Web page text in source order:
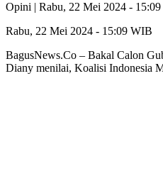
Opini | Rabu, 22 Mei 2024 -
Rabu, 22 Mei 2024 - 15:09 WIB
BagusNews.Co – Bakal Calon
Diany menilai, Koalisi Indonesia